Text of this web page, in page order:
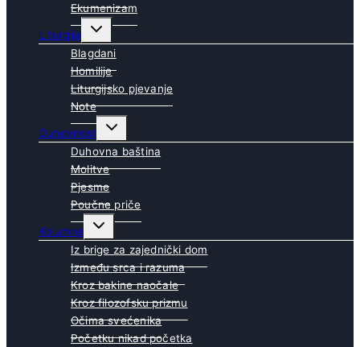
Ekumenizam
Liturgija
Toggle
child
menu
Blagdani
Homilije
Liturgijsko pjevanje
Note
Duhovnost
Toggle
child
menu
Duhovna baština
Molitve
Pjesme
Poučne priče
Kolumne
Toggle
child
menu
Iz brige za zajednički dom
Između srca i razuma
Kroz bakine naočale
Kroz filozofsku prizmu
Očima svećenika
Početku nikad početka